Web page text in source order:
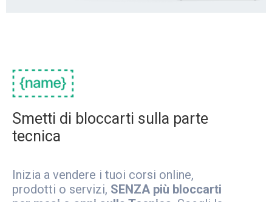
Smetti di bloccarti sulla parte
tecnica
Inizia a vendere i tuoi corsi online,
prodotti o servizi, SENZA più bloccarti